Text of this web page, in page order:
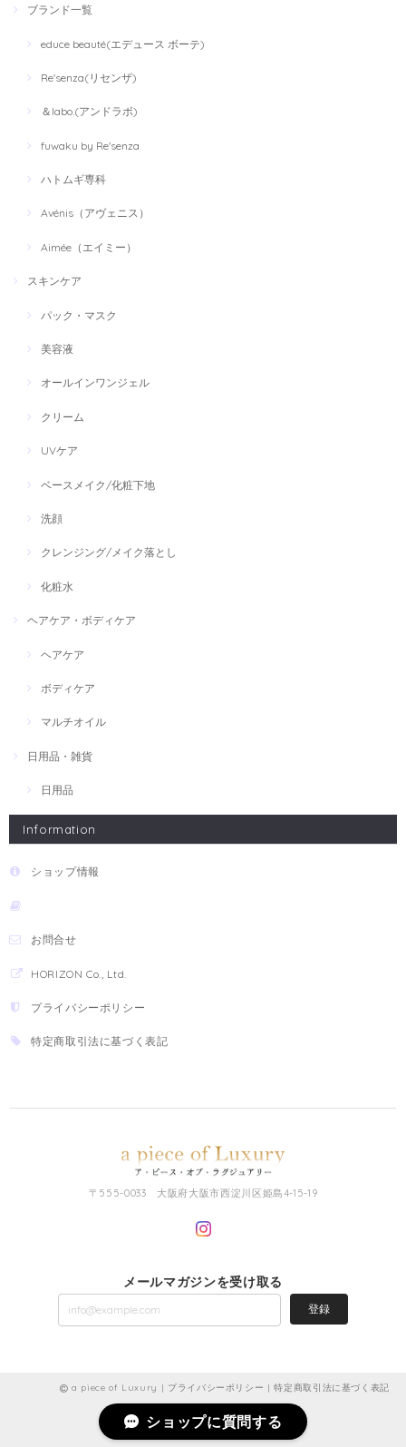
ブランド一覧
educe beauté(エデュース ボーテ)
Re'senza(リセンザ)
＆labo.(アンドラボ)
fuwaku by Re'senza
ハトムギ専科
Avénis（アヴェニス）
Aimée（エイミー）
スキンケア
パック・マスク
美容液
オールインワンジェル
クリーム
UVケア
ベースメイク/化粧下地
洗顔
クレンジング/メイク落とし
化粧水
ヘアケア・ボディケア
ヘアケア
ボディケア
マルチオイル
日用品・雑貨
日用品
Information
ショップ情報
お問合せ
HORIZON Co., Ltd.
プライバシーポリシー
特定商取引法に基づく表記
〒555-0033 大阪府大阪市西淀川区姫島4-15-19
メールマガジンを受け取る
登録
a piece of Luxury | プライバシーポリシー |特定商取引法に基づく表記
ショップに質問する